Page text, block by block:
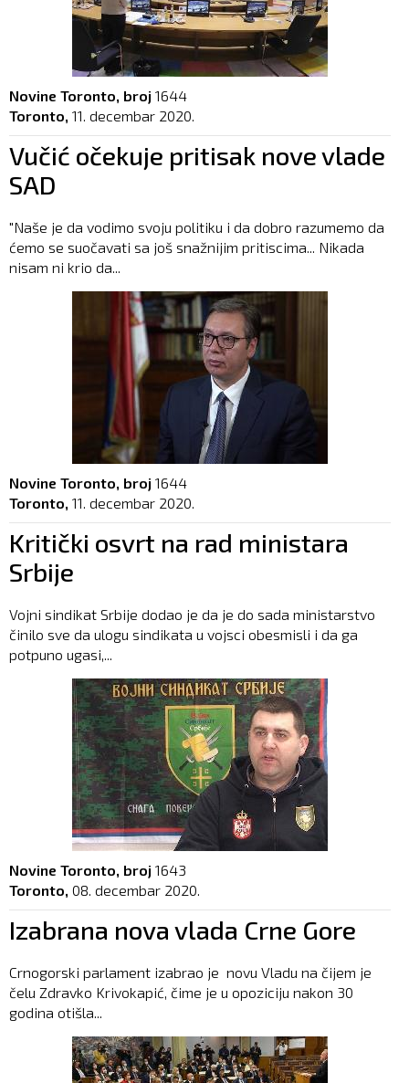
Novine Toronto, broj 1644
Toronto, 11. decembar 2020.
Vučić očekuje pritisak nove vlade
SAD
"Naše je da vodimo svoju politiku i da dobro razumemo da
ćemo se suočavati sa još snažnijim pritiscima... Nikada
nisam ni krio da...
Novine Toronto, broj 1644
Toronto, 11. decembar 2020.
Kritički osvrt na rad ministara
Srbije
Vojni sindikat Srbije dodao je da je do sada ministarstvo
činilo sve da ulogu sindikata u vojsci obesmisli i da ga
potpuno ugasi,...
Novine Toronto, broj 1643
Toronto, 08. decembar 2020.
Izabrana nova vlada Crne Gore
Crnogorski parlament izabrao je novu Vladu na čijem je
čelu Zdravko Krivokapić, čime je u opoziciju nakon 30
godina otišla...